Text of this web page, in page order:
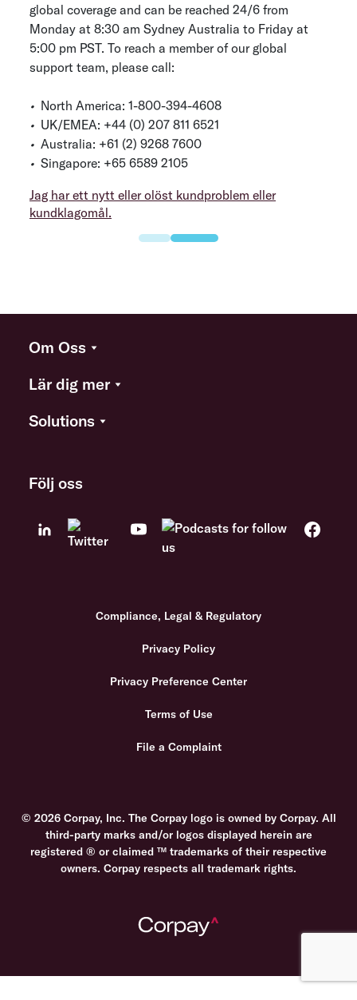
global coverage and can be reached 24/6 from
Monday at 8:30 am Sydney Australia to Friday at
5:00 pm PST. To reach a member of our global
support team, please call:
• North America: 1-800-394-4608
• UK/EMEA: +44 (0) 207 811 6521
• Australia: +61 (2) 9268 7600
• Singapore: +65 6589 2105
Jag har ett nytt eller olöst kundproblem eller
kundklagomål.
Om Oss
Lär dig mer
Solutions
Följ oss
Compliance, Legal & Regulatory
Privacy Policy
Privacy Preference Center
Terms of Use
File a Complaint
© 2026 Corpay, Inc. The Corpay logo is owned by Corpay. All
third-party marks and/or logos displayed herein are
registered ® or claimed ™ trademarks of their respective
owners. Corpay respects all trademark rights.